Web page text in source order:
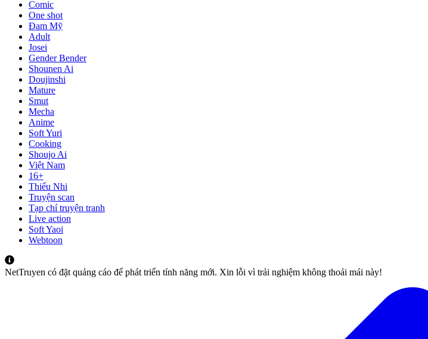
Comic
One shot
Đam Mỹ
Adult
Josei
Gender Bender
Shounen Ai
Doujinshi
Mature
Smut
Mecha
Anime
Soft Yuri
Cooking
Shoujo Ai
Việt Nam
16+
Thiếu Nhi
Truyện scan
Tạp chí truyện tranh
Live action
Soft Yaoi
Webtoon
NetTruyen có đặt quảng cáo để phát triển tính năng mới. Xin lỗi vì trải nghiệm không thoải mái này!